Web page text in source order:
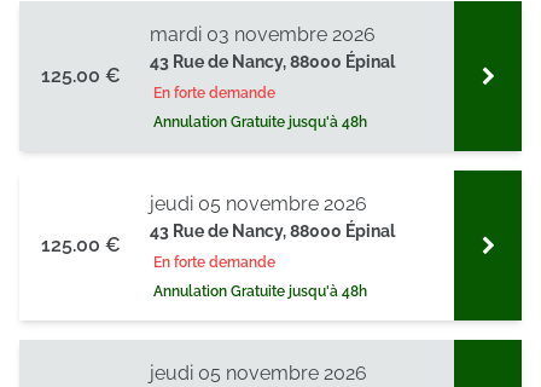
125.00 €
43 Rue de Nancy, 88000 Épinal
En forte demande
Annulation Gratuite jusqu'à 48h
mardi 03 novembre 2026
125.00 €
43 Rue de Nancy, 88000 Épinal
En forte demande
Annulation Gratuite jusqu'à 48h
jeudi 05 novembre 2026
jeudi 05 novembre 2026